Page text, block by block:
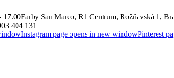
17.00Farby San Marco, R1 Centrum, Rožňavská 1,
404 131
Instagram page opens in new windowPinterest